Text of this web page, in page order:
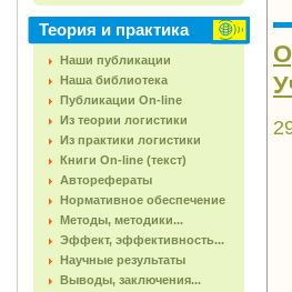
Теория и практика
Наши публикации
Наша библиотека
Публикации On-line
Из теории логистики
Из практики логистики
Книги On-line (текст)
Авторефераты
Нормативное обеспечение
Методы, методики...
Эффект, эффективность...
Научные результаты
Выводы, заключения...